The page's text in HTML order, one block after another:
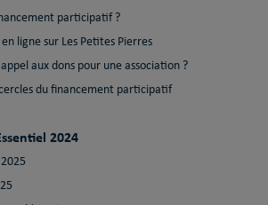
participatif ?
ligne sur Les Petites Pierres
aux dons pour une association ?
du financement participatif
2024